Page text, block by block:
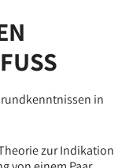
I
in
zur Indikation